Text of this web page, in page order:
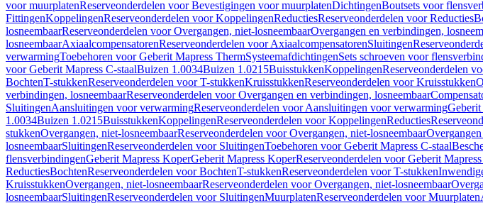
voor muurplatenReserveonderdelen voor Bevestigingen voor muurplatenDichtingenBoutsets voor
FittingenKoppelingenReserveonderdelen voor KoppelingenReductiesReserveonderdelen voor Reducties
losneembaarReserveonderdelen voor Overgangen, niet-losneembaarOvergangen en verbindingen,
losneembaarAxiaalcompensatorenReserveonderdelen voor AxiaalcompensatorenSluitingen
verwarmingToebehoren voor Geberit Mapress ThermSysteemafdichtingenSets schroeven voor
voor Geberit Mapress C-staalBuizen 1.0034Buizen 1.0215BuisstukkenKoppelingenReserveonderdelen
BochtenT-stukkenReserveonderdelen voor T-stukkenKruisstukkenReserveonderdelen voor Kruisstukken
verbindingen, losneembaarReserveonderdelen voor Overgangen en verbindingen, losneembaar
SluitingenAansluitingen voor verwarmingReserveonderdelen voor Aansluitingen voor verwarming
1.0034Buizen 1.0215BuisstukkenKoppelingenReserveonderdelen voor KoppelingenReducties
stukkenOvergangen, niet-losneembaarReserveonderdelen voor Overgangen, niet-losneembaar
losneembaarSluitingenReserveonderdelen voor SluitingenToebehoren voor Geberit Mapress C-staal
flensverbindingenGeberit Mapress KoperGeberit Mapress KoperReserveonderdelen voor Geberit
ReductiesBochtenReserveonderdelen voor BochtenT-stukkenReserveonderdelen voor T-stukken
KruisstukkenOvergangen, niet-losneembaarReserveonderdelen voor Overgangen, niet-losneembaar
losneembaarSluitingenReserveonderdelen voor SluitingenMuurplatenReserveonderdelen voor Muurplaten